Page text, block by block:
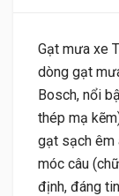
Gạt mưa xe
dòng gạt
Bosch, nổi
thép mạ
gạt sạch êm
móc câu
định, đáng